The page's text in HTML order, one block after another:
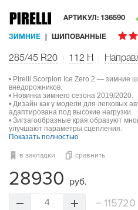
АРТИКУЛ: 136590
ЗИМНИЕ ШИПОВАННЫЕ
285/45 R20 112 H
• Pirelli Scorpion Ice Zero 2 — зимние
внедорожников.
• Новинка зимнего сезона 2019/2020.
• Дизайн как у модели для легковых
адаптирована под высокие нагрузки.
• Зигзагообразные края образуют
улучшают параметры сцепления.
Показать полностью
в закладки сравнить
28930 руб.
4 =115720